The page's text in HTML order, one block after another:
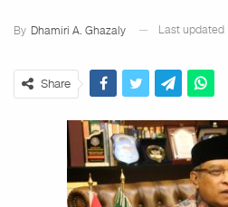
By Dhamiri A. Ghazaly Last updated
Share